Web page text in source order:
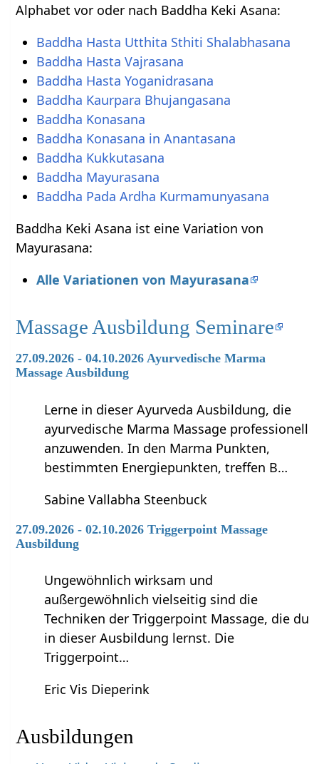
Alphabet vor oder nach Baddha Keki Asana:
Baddha Hasta Utthita Sthiti Shalabhasana
Baddha Hasta Vajrasana
Baddha Hasta Yoganidrasana
Baddha Kaurpara Bhujangasana
Baddha Konasana
Baddha Konasana in Anantasana
Baddha Kukkutasana
Baddha Mayurasana
Baddha Pada Ardha Kurmamunyasana
Baddha Keki Asana ist eine Variation von
Mayurasana:
Alle Variationen von Mayurasana
Massage Ausbildung Seminare
27.09.2026 - 04.10.2026 Ayurvedische Marma
Massage Ausbildung
Lerne in dieser Ayurveda Ausbildung, die
ayurvedische Marma Massage professionell
anzuwenden. In den Marma Punkten,
bestimmten Energiepunkten, treffen B…
Sabine Vallabha Steenbuck
27.09.2026 - 02.10.2026 Triggerpoint Massage
Ausbildung
Ungewöhnlich wirksam und
außergewöhnlich vielseitig sind die
Techniken der Triggerpoint Massage, die du
in dieser Ausbildung lernst. Die
Triggerpoint…
Eric Vis Dieperink
Ausbildungen